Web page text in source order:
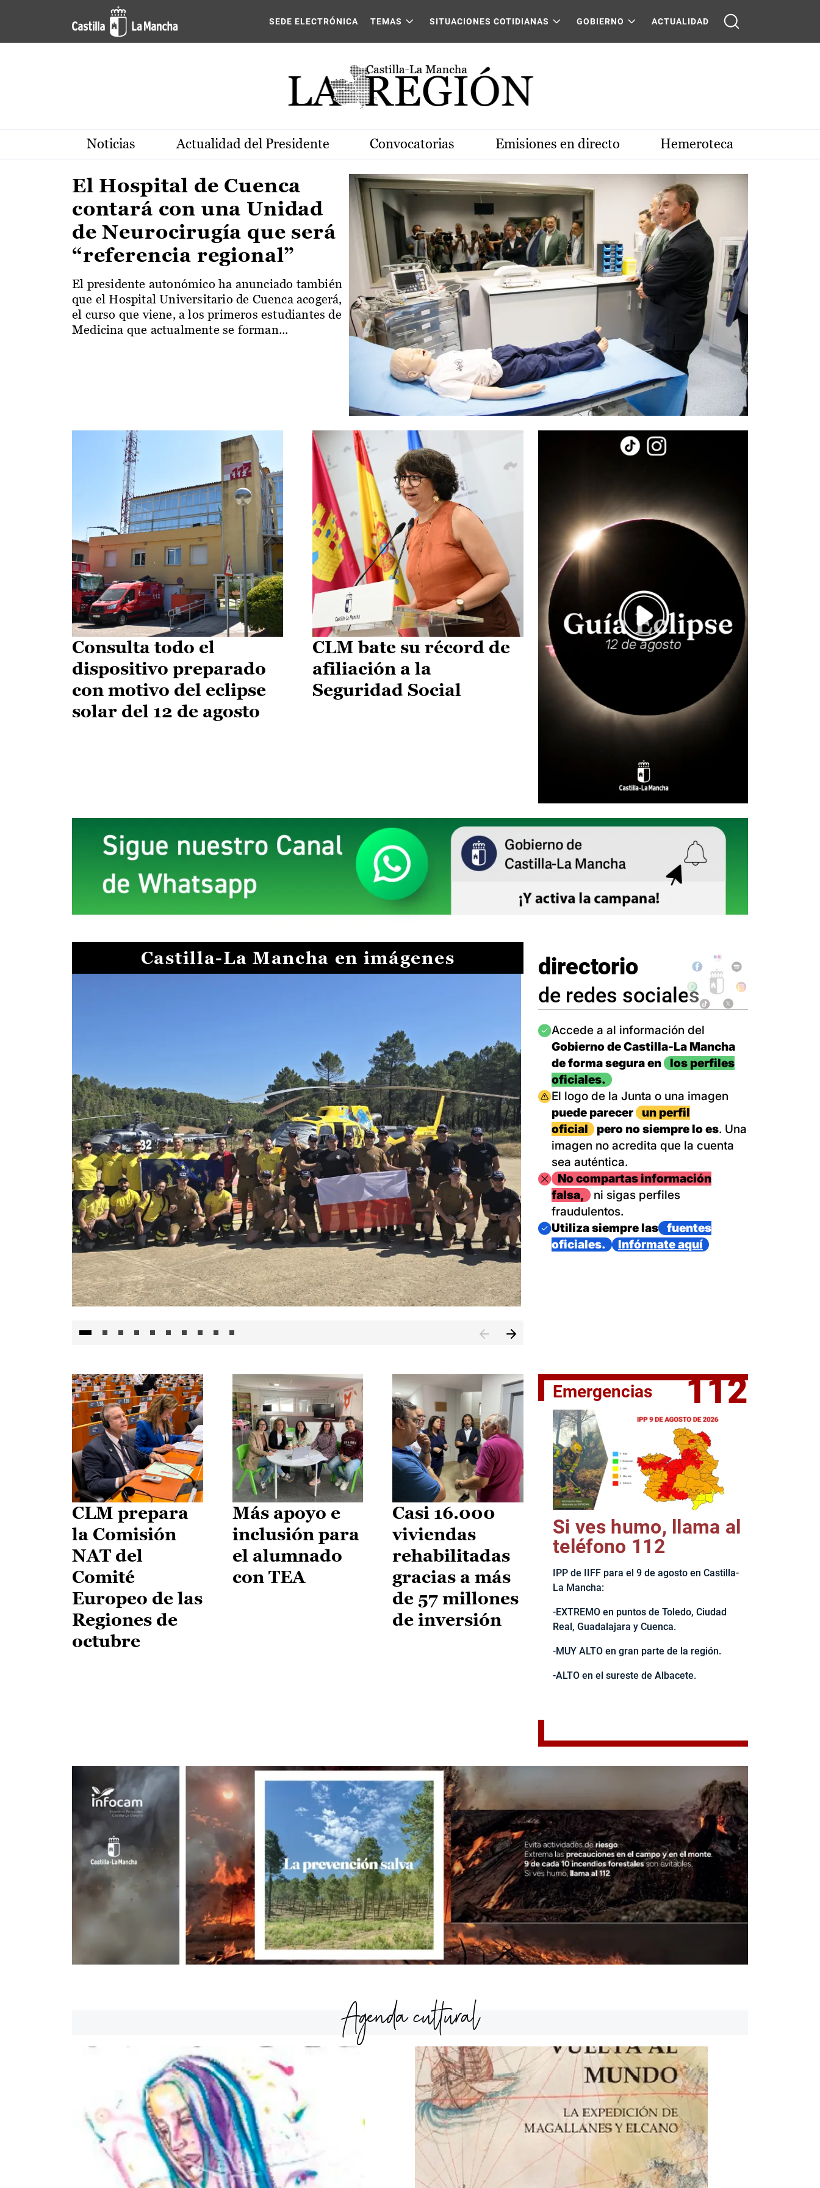
Pasar al contenido principal
Actualidad de la región de Castilla-La Mancha
SEDE ELECTRÓNICA TEMAS SITUACIONES COTIDIANAS GOBIERNO ACTUALIDAD
Noticias Actualidad del Presidente Convocatorias Emisiones en directo Hemeroteca
El Hospital de Cuenca
contará con una Unidad
de Neurocirugía que será
“referencia regional”
El presidente autonómico ha anunciado también
que el Hospital Universitario de Cuenca acogerá,
el curso que viene, a los primeros estudiantes de
Medicina que actualmente se forman...
Consulta todo el
dispositivo preparado
con motivo del eclipse
solar del 12 de agosto
CLM bate su récord de
afiliación a la
Seguridad Social
Castilla-La Mancha en imágenes
II Vuelta Ciclista CLM LEADER
directorio
de redes sociales
Imagen
Accede a al información del
Gobierno de Castilla-La Mancha
de forma segura en
los perfiles
oficiales.
Imagen
El logo de la Junta o una imagen
puede parecer
un perfil
oficial
pero no siempre lo es. Una
imagen no acredita que la cuenta
sea auténtica.
ImagenNo compartas información
falsa,
ni sigas perfiles
fraudulentos.
Imagen
Utiliza siempre las
fuentes
oficiales.
Infórmate aquí
CLM prepara
la Comisión
NAT del
Comité
Europeo de las
Regiones de
octubre
Más apoyo e
inclusión para
el alumnado
con TEA
Casi 16.000
viviendas
rehabilitadas
gracias a más
de 57 millones
de inversión
Emergencias 112
Si ves humo, llama al
teléfono 112
IPP de IIFF para el 9 de agosto en Castilla-
La Mancha:
-EXTREMO en puntos de Toledo, Ciudad
Real, Guadalajara y Cuenca.
-MUY ALTO en gran parte de la región.
-ALTO en el sureste de Albacete.
Agenda cultural